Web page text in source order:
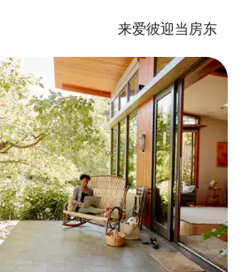
来爱彼迎当房东